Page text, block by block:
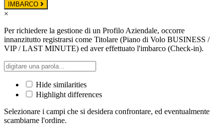
IMBARCO
×
Per richiedere la gestione di un Profilo Aziendale, occorre
innanzitutto registrarsi come Titolare (Piano di Volo BUSINESS /
VIP / LAST MINUTE) ed aver effettuato l'imbarco (Check-in).
Hide similarities
Highlight differences
Selezionare i campi che si desidera confrontare, ed eventualmente
scambiarne l'ordine.